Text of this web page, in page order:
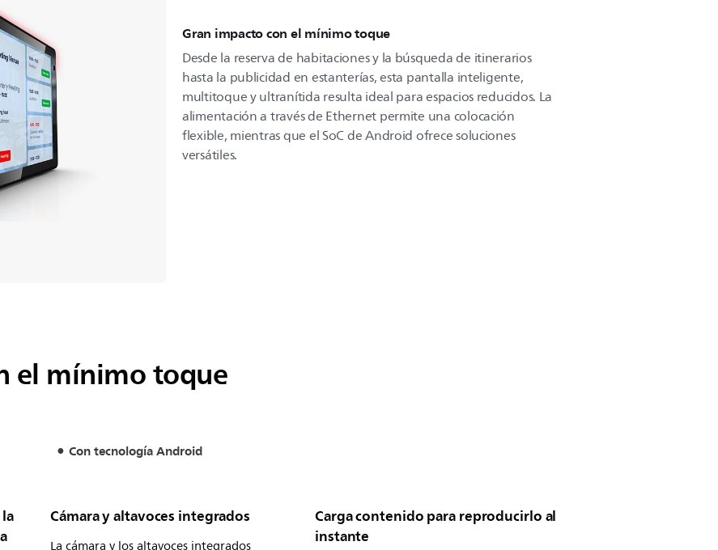
Gran impacto con el mínimo toque
Desde la reserva de habitaciones y la búsqueda de itinerarios
hasta la publicidad en estanterías, esta pantalla inteligente,
multitoque y ultranítida resulta ideal para espacios reducidos. La
alimentación a través de Ethernet permite una colocación
flexible, mientras que el SoC de Android ofrece soluciones
versátiles.
el mínimo toque
Con tecnología Android
Cámara y altavoces integrados
Carga contenido para reproducirlo al
instante